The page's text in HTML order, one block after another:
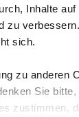
Inhalte
zu
sich.
zu anderen
Sie
zustimmen,
Rückzahlung
Lohnsteuer
von